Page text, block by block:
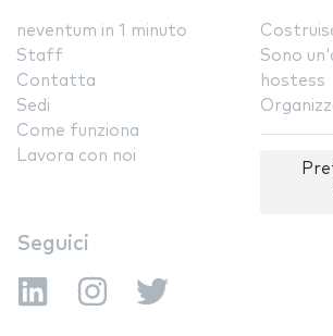
neventum in 1 minuto
Staff
Contatta
Sedi
Come funziona
Lavora con noi
Sono
hostess
Seguici